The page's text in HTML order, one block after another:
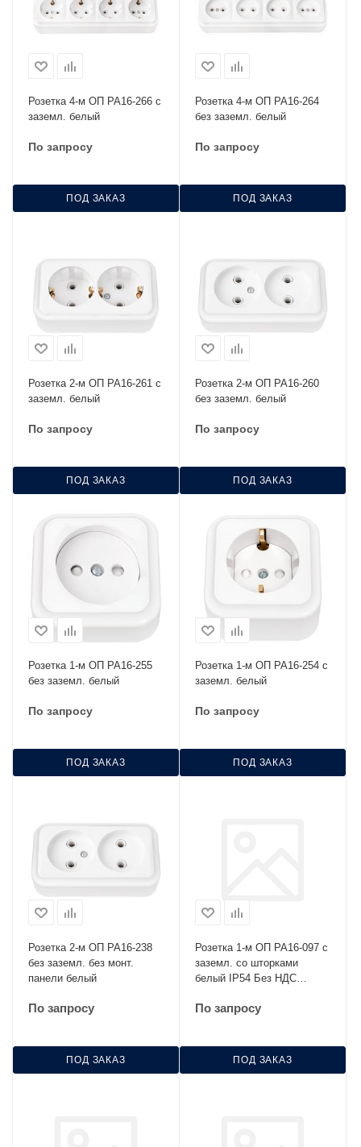
Розетка 4-м ОП РА16-266 с
заземл. белый
По запросу
ПОД ЗАКАЗ
Розетка 4-м ОП РА16-264
без заземл. белый
По запросу
ПОД ЗАКАЗ
Розетка 2-м ОП РА16-261 с
заземл. белый
По запросу
ПОД ЗАКАЗ
Розетка 2-м ОП РА16-260
без заземл. белый
По запросу
ПОД ЗАКАЗ
Розетка 1-м ОП РА16-255
без заземл. белый
По запросу
ПОД ЗАКАЗ
Розетка 1-м ОП РА16-254 с
заземл. белый
По запросу
ПОД ЗАКАЗ
Розетка 2-м ОП РА16-238
без заземл. без монт.
панели белый
По запросу
ПОД ЗАКАЗ
Розетка 1-м ОП РА16-097 с
заземл. со шторками
белый IP54 Без НДС
По запросу
ПОД ЗАКАЗ